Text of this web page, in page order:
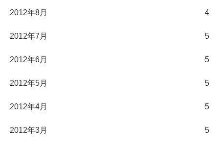
2012年8月 4
2012年7月 5
2012年6月 5
2012年5月 5
2012年4月 5
2012年3月 5